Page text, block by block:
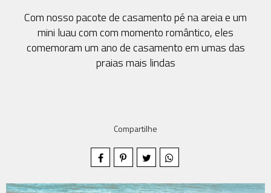
Com nosso pacote de casamento pé na areia e um
mini luau com com momento romântico, eles
comemoram um ano de casamento em umas das
praias mais lindas
Compartilhe